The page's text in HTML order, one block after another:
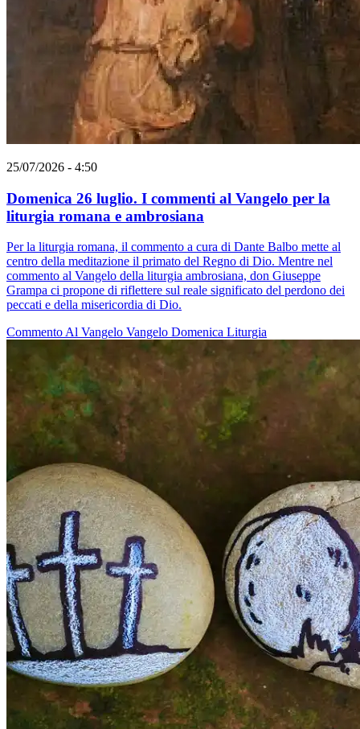
25/07/2026 - 4:50
Domenica 26 luglio. I commenti al Vangelo per la
liturgia romana e ambrosiana
Per la liturgia romana, il commento a cura di Dante Balbo mette al
centro della meditazione il primato del Regno di Dio. Mentre nel
commento al Vangelo della liturgia ambrosiana, don Giuseppe
Grampa ci propone di riflettere sul reale significato del perdono dei
peccati e della misericordia di Dio.
Commento Al Vangelo Vangelo Domenica Liturgia